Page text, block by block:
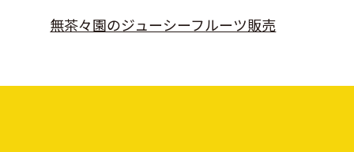
無茶々園のジューシーフルーツ販売